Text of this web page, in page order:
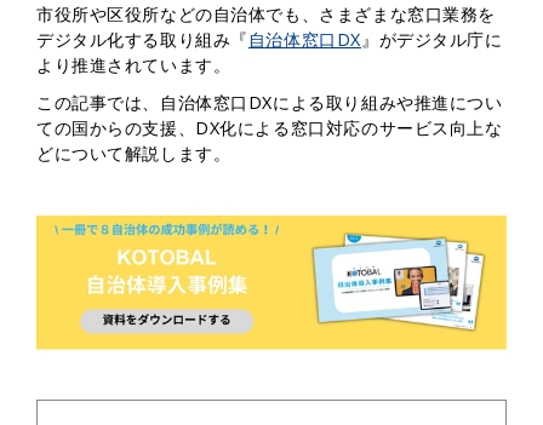
市役所や区役所などの自治体でも、さまざまな窓口業務を
デジタル化する取り組み『 自治体窓口DX 』がデジタル庁に
より推進されています。
この記事では、自治体窓口DXによる取り組みや推進につい
ての国からの支援、DX化による窓口対応のサービス向上な
どについて解説します。